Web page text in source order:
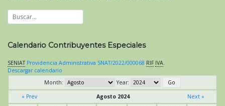
Calendario Contribuyentes Especiales
SENIAT Providencia Administrativa SNAT/2022/000068 RIF IVA
Descargar calendario
Month:
Year:
« Prev
Agosto 2024 Next »